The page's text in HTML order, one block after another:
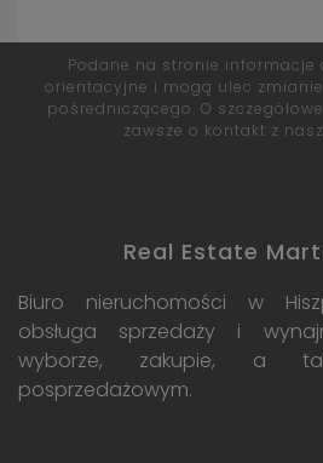
Podane na stronie informacje
orientacyjne i mogą ulec
pośredniczącego. O
zawsze o kontakt z
Real Estate
Biuro nieruchomości w
obsługa sprzedaży i
wyborze, zakupie, a
posprzedażowym.